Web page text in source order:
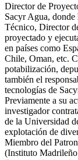
Director de
Sacyr Agua,
Técnico, Director
proyectado y
en países como
Chile, Oman, etc.
potabilización,
también el
tecnologías de
Previamente a su
investigador
de la Universidad
explotación de
Miembro del
(Instituto